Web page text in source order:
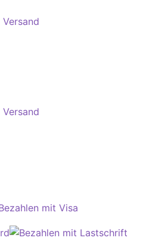
Versand
Versand